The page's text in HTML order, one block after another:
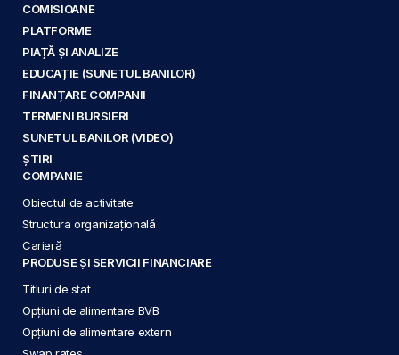
COMISIOANE
PLATFORME
PIAȚĂ ȘI ANALIZE
EDUCAȚIE (SUNETUL BANILOR)
FINANȚARE COMPANII
TERMENI BURSIERI
SUNETUL BANILOR (VIDEO)
ȘTIRI
COMPANIE
Obiectul de activitate
Structura organizațională
Carieră
PRODUSE ȘI SERVICII FINANCIARE
Titluri de stat
Opțiuni de alimentare BVB
Opțiuni de alimentare extern